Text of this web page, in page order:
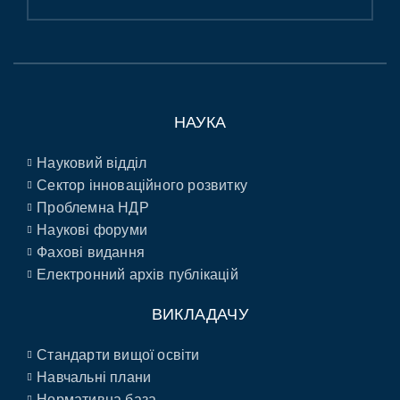
НАУКА
Науковий відділ
Сектор інноваційного розвитку
Проблемна НДР
Наукові форуми
Фахові видання
Електронний архів публікацій
ВИКЛАДАЧУ
Стандарти вищої освіти
Навчальні плани